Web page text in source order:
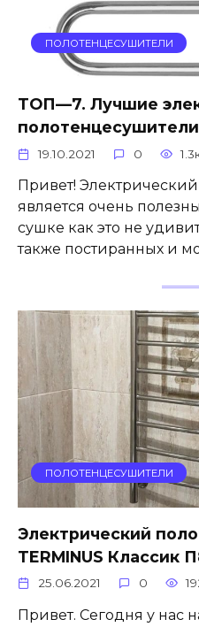
ПОЛОТЕНЦЕСУШИТЕЛИ
ТОП—7. Лучшие
19.10.2021 0
Привет!
является очень
сушке как это не
также постиранных и
ПОЛОТЕНЦЕСУШИТЕЛИ
Электрический
TERMINUS Классик
25.06.2021 0
Привет. Сегодня у нас